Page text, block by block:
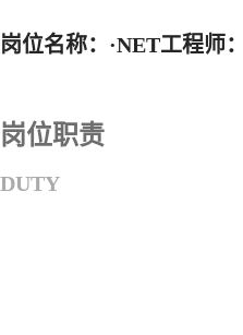
岗位名称：·NET工程师：
岗位职责
DUTY